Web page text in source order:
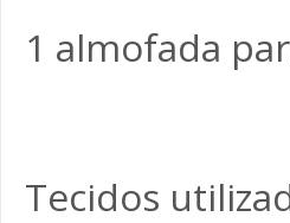
1 almofada
Tecidos